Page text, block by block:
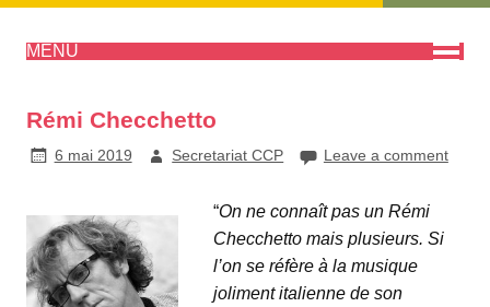
MENU
Rémi Checchetto
6 mai 2019 Secretariat CCP Leave a comment
“On ne connaît pas un Rémi
Checchetto mais plusieurs. Si
l’on se réfère à la musique
joliment italienne de son